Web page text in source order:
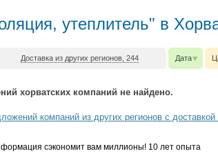
утеплитель" в
Доставка из других регионов, 244 Дата
хорватских компаний не найдено.
компаний из других регионов с
сэкономит вам миллионы! 10 лет опыта